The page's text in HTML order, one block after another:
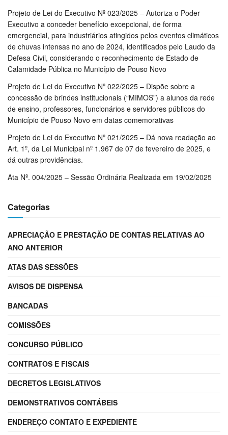
Projeto de Lei do Executivo Nº 023/2025 – Autoriza o Poder
Executivo a conceder benefício excepcional, de forma
emergencial, para industriários atingidos pelos eventos climáticos
de chuvas intensas no ano de 2024, identificados pelo Laudo da
Defesa Civil, considerando o reconhecimento de Estado de
Calamidade Pública no Município de Pouso Novo
Projeto de Lei do Executivo Nº 022/2025 – Dispõe sobre a
concessão de brindes institucionais (“MIMOS”) a alunos da rede
de ensino, professores, funcionários e servidores públicos do
Município de Pouso Novo em datas comemorativas
Projeto de Lei do Executivo Nº 021/2025 – Dá nova readação ao
Art. 1º, da Lei Municipal nº 1.967 de 07 de fevereiro de 2025, e
dá outras providências.
Ata Nº. 004/2025 – Sessão Ordinária Realizada em 19/02/2025
Categorias
APRECIAÇÃO E PRESTAÇÃO DE CONTAS RELATIVAS AO
ANO ANTERIOR
ATAS DAS SESSÕES
AVISOS DE DISPENSA
BANCADAS
COMISSÕES
CONCURSO PÚBLICO
CONTRATOS E FISCAIS
DECRETOS LEGISLATIVOS
DEMONSTRATIVOS CONTÁBEIS
ENDEREÇO CONTATO E EXPEDIENTE